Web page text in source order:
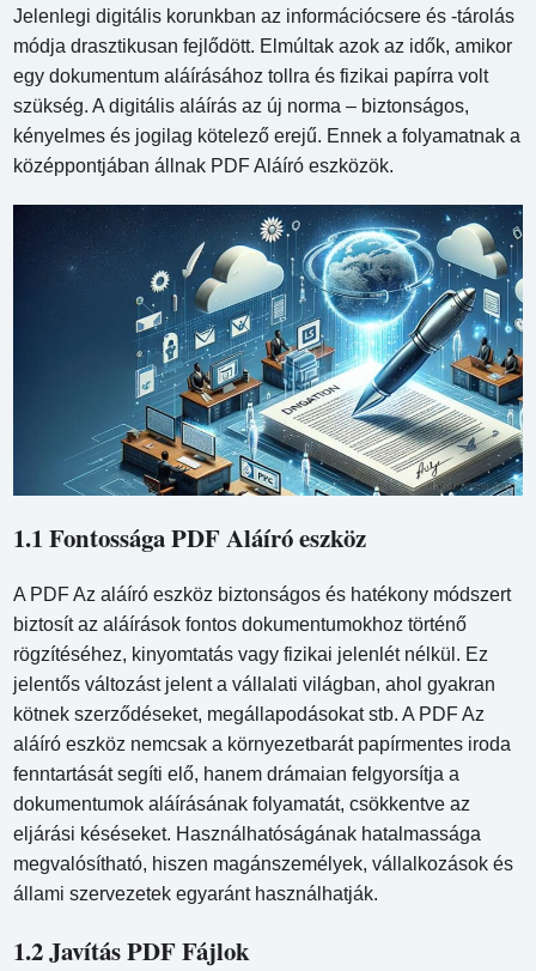
Jelenlegi digitális korunkban az információcsere és -tárolás
módja drasztikusan fejlődött. Elmúltak azok az idők, amikor
egy dokumentum aláírásához tollra és fizikai papírra volt
szükség. A digitális aláírás az új norma – biztonságos,
kényelmes és jogilag kötelező erejű. Ennek a folyamatnak a
középpontjában állnak PDF Aláíró eszközök.
1.1 Fontossága PDF Aláíró eszköz
A PDF Az aláíró eszköz biztonságos és hatékony módszert
biztosít az aláírások fontos dokumentumokhoz történő
rögzítéséhez, kinyomtatás vagy fizikai jelenlét nélkül. Ez
jelentős változást jelent a vállalati világban, ahol gyakran
kötnek szerződéseket, megállapodásokat stb. A PDF Az
aláíró eszköz nemcsak a környezetbarát papírmentes iroda
fenntartását segíti elő, hanem drámaian felgyorsítja a
dokumentumok aláírásának folyamatát, csökkentve az
eljárási késéseket. Használhatóságának hatalmassága
megvalósítható, hiszen magánszemélyek, vállalkozások és
állami szervezetek egyaránt használhatják.
1.2 Javítás PDF Fájlok